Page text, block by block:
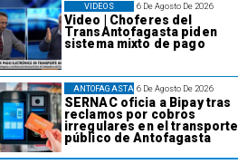
6 De Agosto De 2026
Video | Choferes del
TransAntofagasta piden
sistema mixto de pago
VIDEOS
6 De Agosto De 2026
SERNAC oficia a Bipay tras
reclamos por cobros
irregulares en el transporte
público de Antofagasta
ANTOFAGASTA